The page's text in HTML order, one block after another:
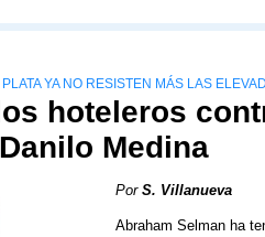
YA NO RESISTEN MÁS LAS
hoteleros
Medina
Por S. Villanueva
Abraham Selman ha